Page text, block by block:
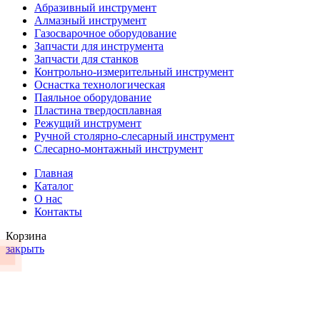
Абразивный инструмент
Алмазный инструмент
Газосварочное оборудование
Запчасти для инструмента
Запчасти для станков
Контрольно-измерительный инструмент
Оснастка технологическая
Паяльное оборудование
Пластина твердосплавная
Режущий инструмент
Ручной столярно-слесарный инструмент
Слесарно-монтажный инструмент
Главная
Каталог
О нас
Контакты
Корзина
закрыть